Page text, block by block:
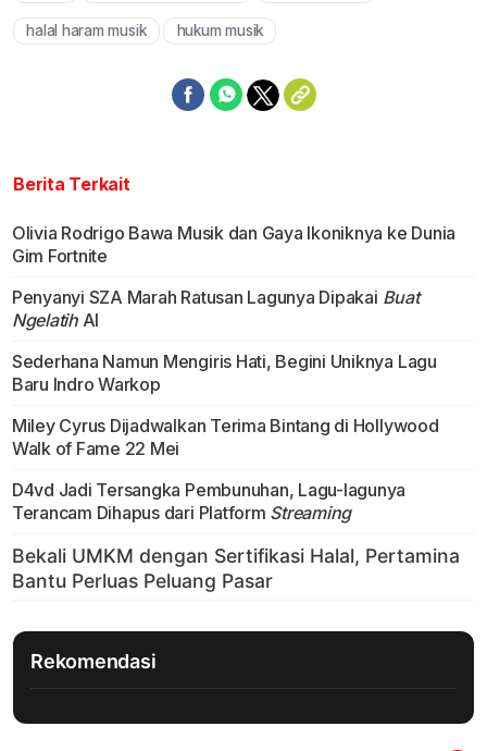
halal haram musik hukum musik
Berita Terkait
Olivia Rodrigo Bawa Musik dan Gaya Ikoniknya ke Dunia
Gim Fortnite
Penyanyi SZA Marah Ratusan Lagunya Dipakai Buat
Ngelatih Al
Sederhana Namun Mengiris Hati, Begini Uniknya Lagu
Baru Indro Warkop
Miley Cyrus Dijadwalkan Terima Bintang di Hollywood
Walk of Fame 22 Mei
D4vd Jadi Tersangka Pembunuhan, Lagu-lagunya
Terancam Dihapus dari Platform Streaming
Rekomendasi